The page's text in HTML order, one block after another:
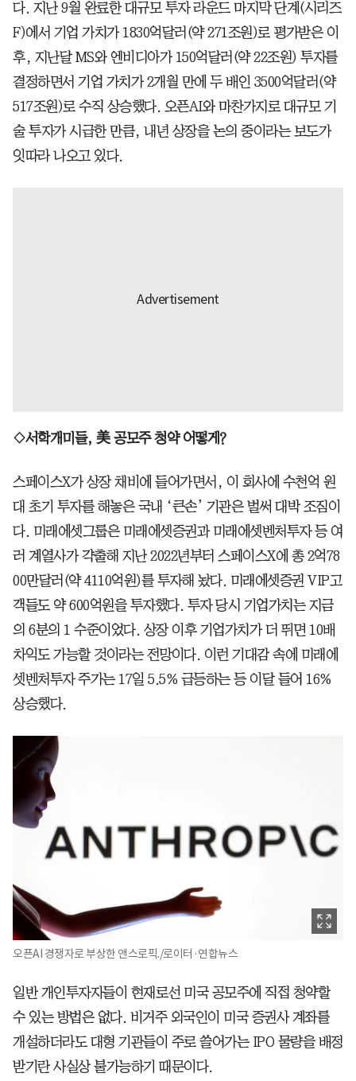
다. 지난 9월 완료한 대규모 투자 라운드 마지막 단계(시리즈
F)에서 기업 가치가 1830억달러(약 271조원)로 평가받은 이
후, 지난달 MS와 엔비디아가 150억달러(약 22조원) 투자를
결정하면서 기업 가치가 2개월 만에 두 배인 3500억달러(약
517조원)로 수직 상승했다. 오픈AI와 마찬가지로 대규모 기
술 투자가 시급한 만큼, 내년 상장을 논의 중이라는 보도가
잇따라 나오고 있다.
◇서학개미들, 美 공모주 청약 어떻게?
스페이스X가 상장 채비에 들어가면서, 이 회사에 수천억 원
대 초기 투자를 해놓은 국내 ‘큰손’ 기관은 벌써 대박 조짐이
다. 미래에셋그룹은 미래에셋증권과 미래에셋벤처투자 등 여
러 계열사가 갹출해 지난 2022년부터 스페이스X에 총 2억78
00만달러(약 4110억원)를 투자해 놨다. 미래에셋증권 VIP고
객들도 약 600억원을 투자했다. 투자 당시 기업가치는 지금
의 6분의 1 수준이었다. 상장 이후 기업가치가 더 뛰면 10배
차익도 가능할 것이라는 전망이다. 이런 기대감 속에 미래에
셋벤처투자 주가는 17일 5.5% 급등하는 등 이달 들어 16%
상승했다.
오픈AI 경쟁자로 부상한 앤스로픽./로이터·연합뉴스
일반 개인투자자들이 현재로선 미국 공모주에 직접 청약할
수 있는 방법은 없다. 비거주 외국인이 미국 증권사 계좌를
개설하더라도 대형 기관들이 주로 쓸어가는 IPO 물량을 배정
받기란 사실상 불가능하기 때문이다.